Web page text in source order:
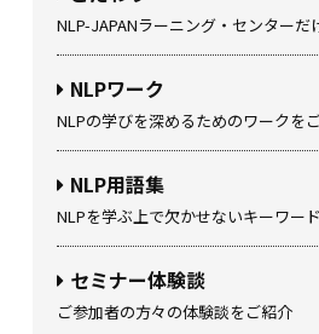
NLP-JAPANラーニング・センターだ
NLPワーク
NLPの学びを深めるためのワークを
NLP用語集
NLPを学ぶ上で欠かせないキーワー
セミナー体験談
ご参加者の方々の体験談をご紹介